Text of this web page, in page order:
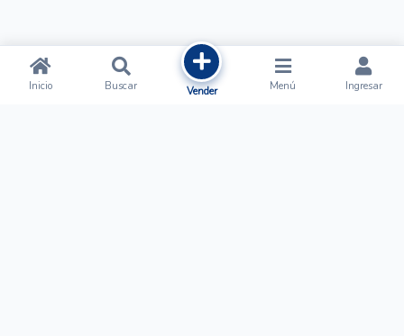
Inicio Buscar Vender Menú Ingresar